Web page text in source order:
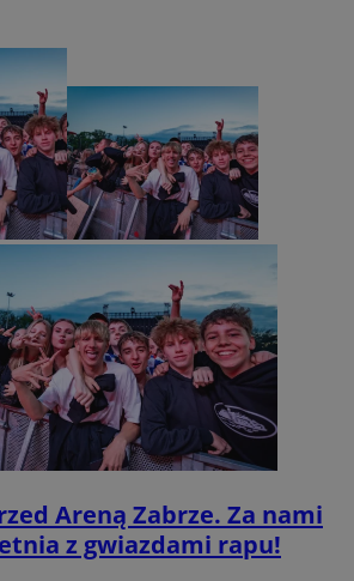
Areną Zabrze. Za nami
z gwiazdami rapu!